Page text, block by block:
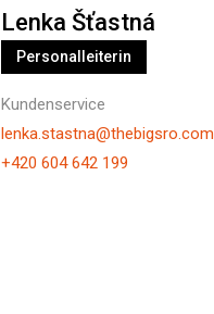
Lenka Šťastná
Personalleiterin
Kundenservice
lenka.stastna@thebigsro.com
+420 604 642 199